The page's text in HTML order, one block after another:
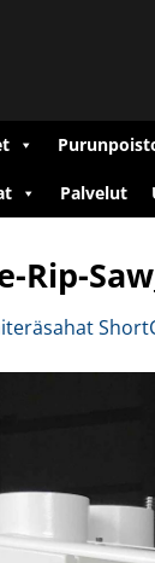
Palvelut
Rip-